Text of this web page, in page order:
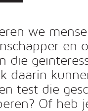
we
en
die
daarin
test die
Of heb